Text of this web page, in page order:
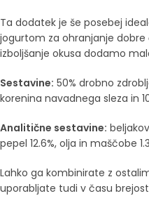
Ta dodatek je še posebej
jogurtom za ohranjanje dobre
izboljšanje okusa dodamo
Sestavine: 50% drobno
korenina navadnega sleza in
Analitične sestavine:
pepel 12.6%, olja in maščobe
Lahko ga kombinirate z
uporabljate tudi v času